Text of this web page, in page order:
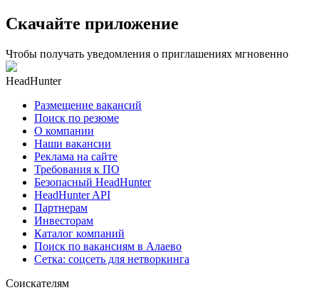
Скачайте приложение
Чтобы получать уведомления о приглашениях мгновенно
HeadHunter
Размещение вакансий
Поиск по резюме
О компании
Наши вакансии
Реклама на сайте
Требования к ПО
Безопасный HeadHunter
HeadHunter API
Партнерам
Инвесторам
Каталог компаний
Поиск по вакансиям в Алаево
Сетка: соцсеть для нетворкинга
Соискателям